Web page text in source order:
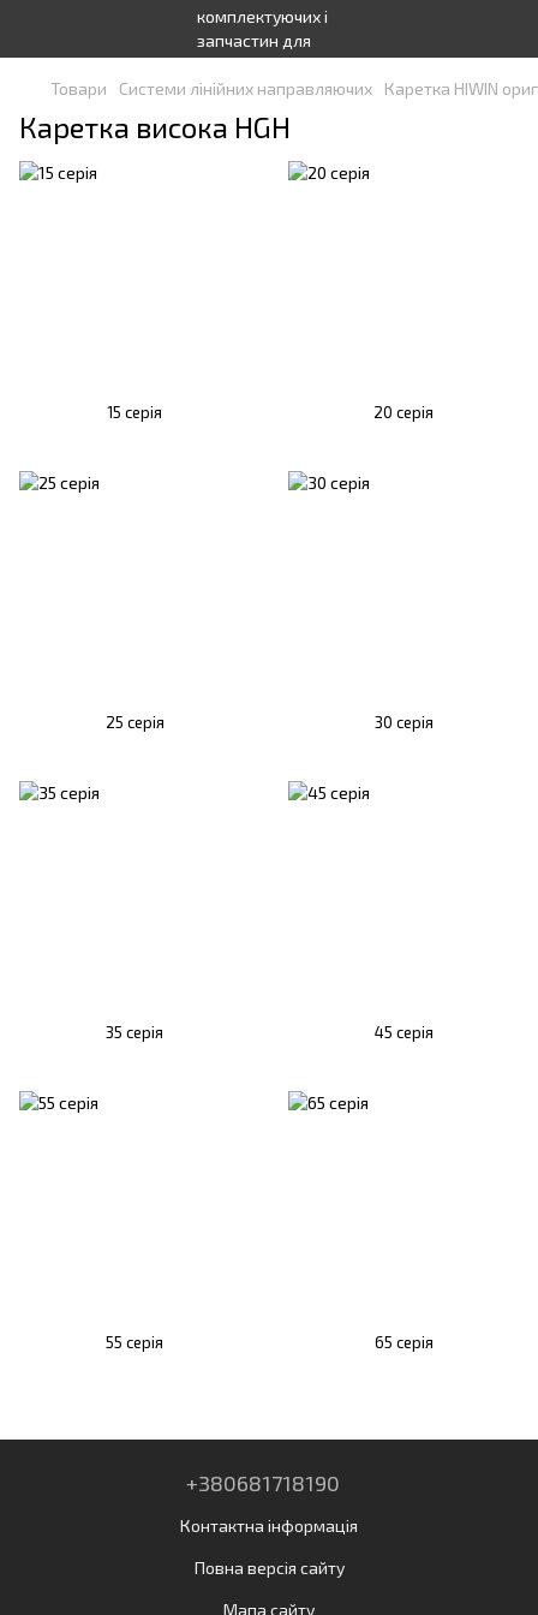
Товари Системи лінійних направляючих Каретка HIWIN
Каретка висока HGH
15 серія 20 серія
25 серія 30 серія
35 серія 45 серія
55 серія 65 серія
+380681718190
Контактна інформація
Повна версія сайту
Мапа сайту